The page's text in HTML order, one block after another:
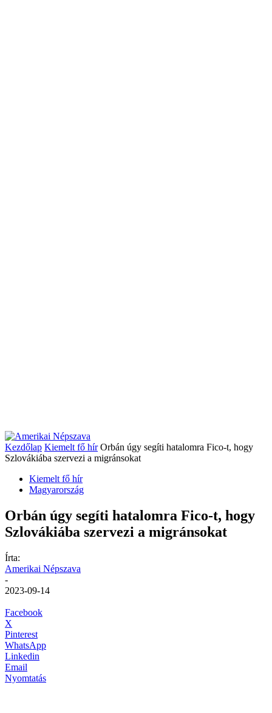
Kezdőlap Kiemelt fő hír Orbán úgy segíti hatalomra Fico-t, hogy
Szlovákiába szervezi a migránsokat
Kiemelt fő hír
Magyarország
Orbán úgy segíti hatalomra Fico-t, hogy
Szlovákiába szervezi a migránsokat
Írta:
Amerikai Népszava
-
2023-09-14
Facebook
X
Pinterest
WhatsApp
Linkedin
Email
Nyomtatás